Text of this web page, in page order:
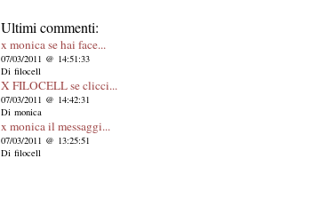
Ultimi commenti:
x monica se hai face...
07/03/2011 @ 14:51:33
Di filocell
X FILOCELL se clicci...
07/03/2011 @ 14:42:31
Di monica
x monica il messaggi...
07/03/2011 @ 13:25:51
Di filocell